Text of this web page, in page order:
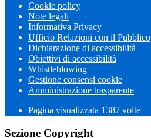
Cookie policy
Note legali
Informativa Privacy
Ufficio Relazioni con il Pubblico
Dichiarazione di accessibilità
Obiettivi di accessibilità
Whistleblowing
Gestione consensi cookie
Amministrazione trasparente
Pagina visualizzata 1387 volte
Sezione Copyright